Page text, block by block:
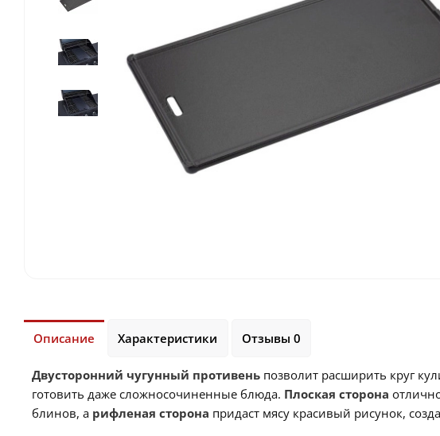
Описание
Двусторонний чугунный противень позволит расширить круг
готовить даже сложносочиненные блюда. Плоская сторона
блинов, а рифленая сторона придаст мясу красивый рисунок,
Характеристики Отзывы 0